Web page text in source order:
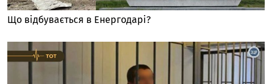
Що відбувається в Енергодарі?